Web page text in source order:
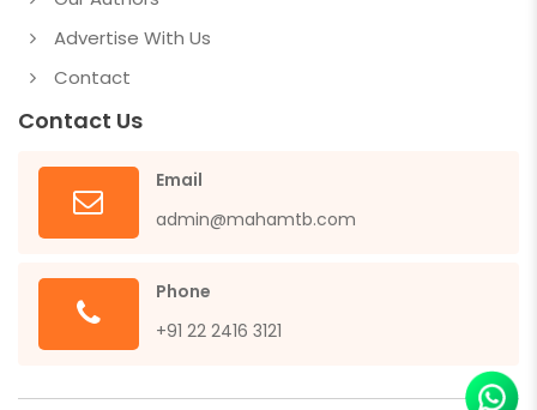
Advertise With Us
Contact
Contact Us
Email
admin@mahamtb.com
Phone
+91 22 2416 3121